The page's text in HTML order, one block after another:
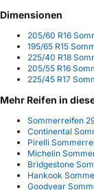
Dimensionen
205/60 R16
195/65 R15
225/40 R18
205/55 R16
225/45 R17
Mehr Reifen in
Sommerreifen
Continental
Pirelli
Michelin
Bridgestone
Hankook
Goodyear